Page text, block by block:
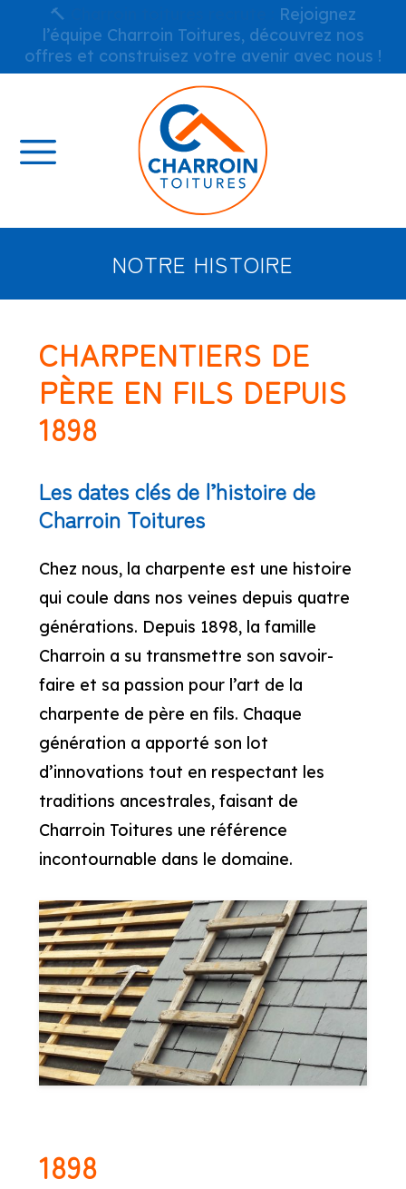
🔨
Rejoignez
l’équipe Charroin Toitures, découvrez nos
offres et construisez votre avenir avec nous !
NOTRE HISTOIRE
CHARPENTIERS DE
PÈRE EN FILS DEPUIS
1898
Les dates clés de l’histoire de
Charroin Toitures
Chez nous, la charpente est une histoire
qui coule dans nos veines depuis quatre
générations. Depuis 1898, la famille
Charroin a su transmettre son savoir-
faire et sa passion pour l’art de la
charpente de père en fils. Chaque
génération a apporté son lot
d’innovations tout en respectant les
traditions ancestrales, faisant de
Charroin Toitures une référence
incontournable dans le domaine.
1898